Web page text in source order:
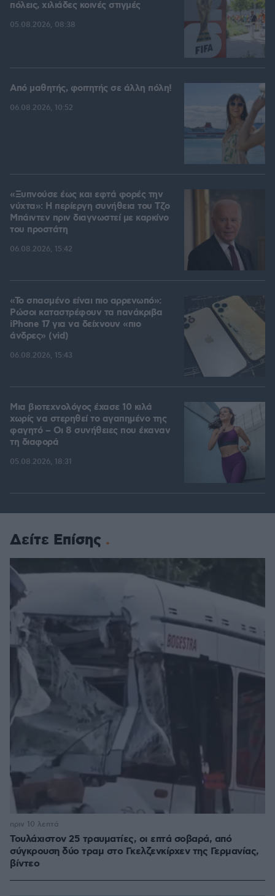
πόλεις, χιλιάδες κοινές στιγμές
05.08.2026, 08:38
Από μαθητής, φοιτητής σε άλλη πόλη!
06.08.2026, 10:52
«Ξυπνούσε έως και εφτά φορές την
νύχτα»: Η περίεργη συνήθεια του Τζο
Μπάιντεν πριν διαγνωστεί με καρκίνο
του προστάτη
06.08.2026, 15:42
«Το σπασμένο είναι πιο αρρενωπό»:
Ρώσοι καταστρέφουν τα πανάκριβα
iPhone 17 για να δείχνουν «πιο
άνδρες» (vid)
06.08.2026, 15:43
Μια βιοτεχνολόγος έχασε 10 κιλά
χωρίς να στερηθεί το αγαπημένο της
φαγητό – Οι 8 συνήθειες που έκαναν
τη διαφορά
05.08.2026, 18:31
Δείτε Επίσης
Τουλάχιστον 25 τραυματίες, οι επτά σοβαρά, από
σύγκρουση δύο τραμ στο Γκελζενκίρχεν της Γερμανίας,
βίντεο
πριν 10 λεπτά